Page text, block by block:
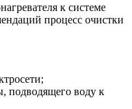
к системе
процесс очистки
подводящего воду к